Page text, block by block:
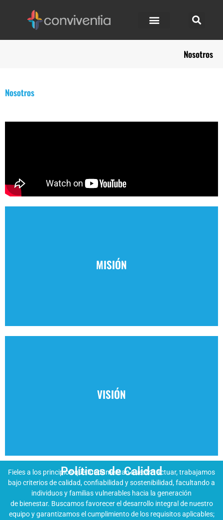
Nosotros
Nosotros
MISIÓN
puedan vivir con DIGNIDAD, en INTEGRIDAD y con
libertad.
VISIÓN
Queremos ser una organización líder y referente en la
aplicación de modelos bíblicos para la generación de
Políticas de Calidad
Fieles a los principios que fundamentan nuestro actuar, trabajamos
bajo criterios de calidad, confiabilidad y sostenibilidad, facultando a
individuos y familias vulnerables hacia la generación
de bienestar. Buscamos favorecer el desarrollo integral de nuestro
equipo y garantizamos el cumplimiento de los requisitos aplicables;